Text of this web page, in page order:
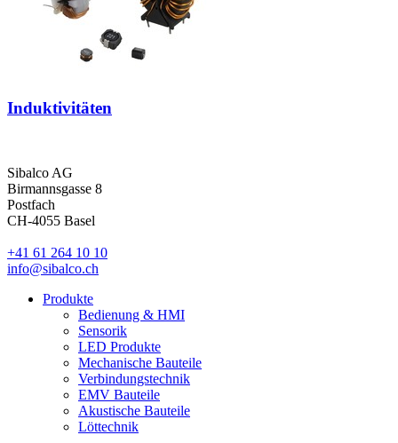
Induktivitäten
Sibalco AG
Birmannsgasse 8
Postfach
CH-4055 Basel
+41 61 264 10 10
info@sibalco.ch
Produkte
Bedienung & HMI
Sensorik
LED Produkte
Mechanische Bauteile
Verbindungstechnik
EMV Bauteile
Akustische Bauteile
Löttechnik